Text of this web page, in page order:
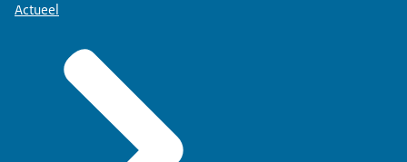
Actueel